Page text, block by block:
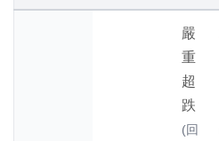
嚴
重
超
跌
(回